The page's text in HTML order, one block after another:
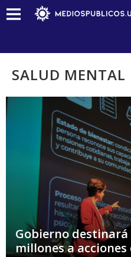
SALUD MENTAL
Gobierno destinará
millones a